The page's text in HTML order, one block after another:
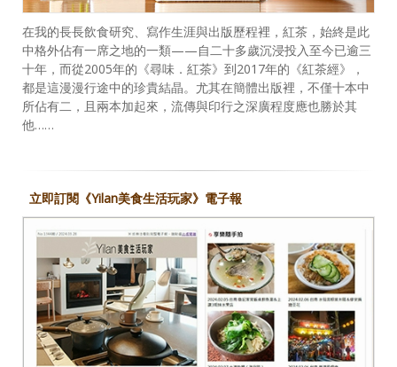
在我的長長飲食研究、寫作生涯與出版歷程裡，紅茶，始終是此
中格外佔有一席之地的一類——自二十多歲沉浸投入至今已逾三
十年，而從2005年的《尋味．紅茶》到2017年的《紅茶經》，
都是這漫漫行途中的珍貴結晶。尤其在簡體出版裡，不僅十本中
所佔有二，且兩本加起來，流傳與印行之深廣程度應也勝於其
他……
立即訂閱《Yilan美食生活玩家》電子報